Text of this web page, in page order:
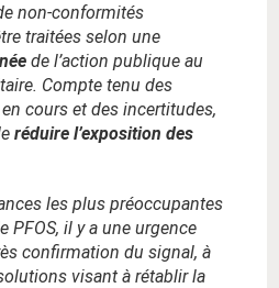
non-conformités
traitées selon une
de l’action publique au
Compte tenu des
cours et des incertitudes,
réduire l’exposition des
les plus préoccupantes
PFOS, il y a une urgence
confirmation du signal, à
visant à rétablir la